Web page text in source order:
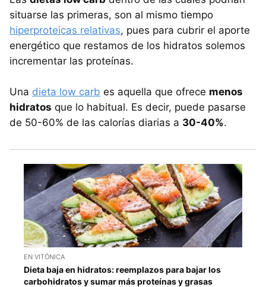
situarse las primeras, son al mismo tiempo
hiperproteicas relativas, pues para cubrir el aporte
energético que restamos de los hidratos solemos
incrementar las proteínas.
Una dieta low carb es aquella que ofrece menos
hidratos que lo habitual. Es decir, puede pasarse
de 50-60% de las calorías diarias a 30-40%.
EN VITÓNICA
Dieta baja en hidratos: reemplazos para bajar los
carbohidratos y sumar más proteínas y grasas